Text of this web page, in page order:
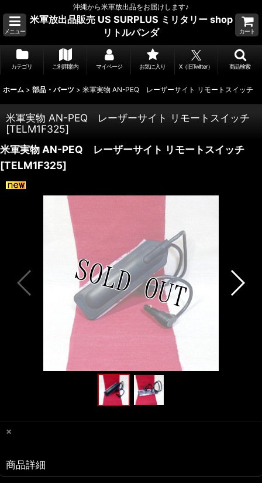
沖縄から米軍放出品をお届けします♪
メニュー
米軍放出品販売 US SURPLUS ミリタリー shop
リトルパンダ
カート
カテゴリ ご利用案内 マイページ お気に入り X（旧Twitter） 商品検索
ホーム > 部品・パーツ > 米軍実物 AN-PEQ レーザーサイト リモートスイッチ
米軍実物 AN-PEQ レーザーサイト リモートスイッチ
[TELM1F325]
米軍実物 AN-PEQ レーザーサイト リモートスイッチ
[TELM1F325]
×
商品詳細